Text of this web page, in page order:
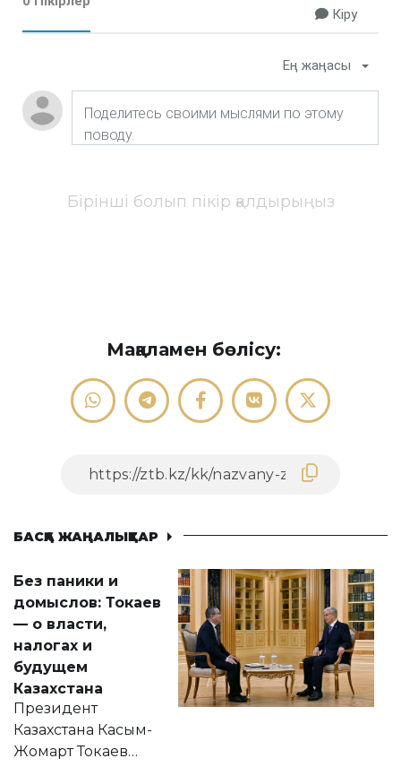
Кіру
Ең жаңасы
Бірінші болып пікір қалдырыңыз
Мақаламен бөлісу:
БАСҚА ЖАҢАЛЫҚТАР
Без паники и
домыслов: Токаев
— о власти,
налогах и
будущем
Казахстана
Президент
Казахстана Касым-
Жомарт Токаев